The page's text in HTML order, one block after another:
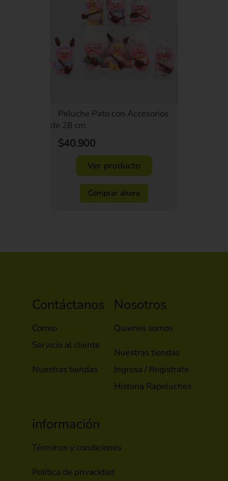
Peluche Pato con Accesorios
de 28 cm
$40.900
Ver producto
Comprar ahora
Contáctanos
Correo
Servicio al cliente
Nuestras tiendas
Nosotros
Quienes somos
Nuestras tiendas
Ingresa / Regístrate
Historia Rapeluches
información
Términos y condiciones
Política de privacidad